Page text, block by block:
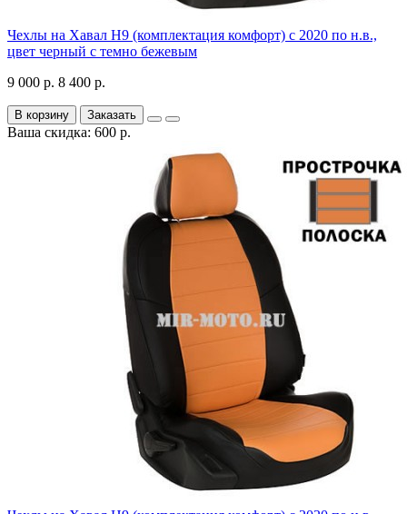
Чехлы на Хавал H9 (комплектация комфорт) с 2020 по н.в.,
цвет черный с темно бежевым
9 000 р. 8 400 р.
В корзину Заказать
Ваша скидка: 600 р.